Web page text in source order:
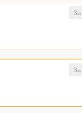
За
За